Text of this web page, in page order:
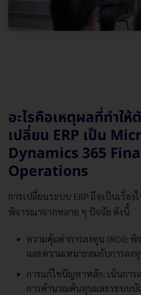
อะไรคือเหตุผลที่ทำให้
เปลี่ยน ERP เป็น
Dynamics 365
Operations
การเปลี่ยนระบบ ERP ถือเป็นเรื่อ
พิจารณาจากหลาย ๆ ปัจจัย ดังนี้
ความคุ้มค่าการลงทุน (ROI):
และความเหมาะสมกับการลง
การแก้ไขปัญหาหลัก: เน้นกา
การคำนวณต้นทุนและระบบ